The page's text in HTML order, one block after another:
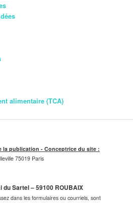
alimentaire (TCA)
la publication - Conceptrice du site :
75019 Paris
du Sartel – 59100 ROUBAIX
dans les formulaires ou courriels, sont